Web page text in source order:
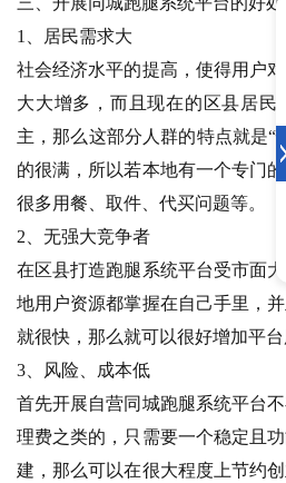
1、居民需求大
社会经济水平的提高，使得用户
大大增多，而且现在的区县居民
主，那么这部分人群的特点就是“
的很满，所以若本地有一个专门
很多用餐、取件、代买问题等。
2、无强大竞争者
在区县打造跑腿系统平台受市面
地用户资源都掌握在自己手里，
就很快，那么就可以很好增加平台
3、风险、成本低
首先开展自营同城跑腿系统平台
理费之类的，只需要一个稳定且
建，那么可以在很大程度上节约